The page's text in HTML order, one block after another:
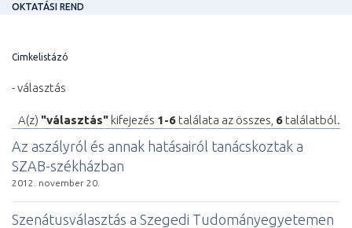
OKTATÁSI REND
Cimkelistázó
- választás
A(z) "választás" kifejezés 1-6 találata az összes, 6 találatból.
Az aszályról és annak hatásairól tanácskoztak a
SZAB-székházban
2012. november 20.
Szenátusválasztás a Szegedi Tudományegyetemen